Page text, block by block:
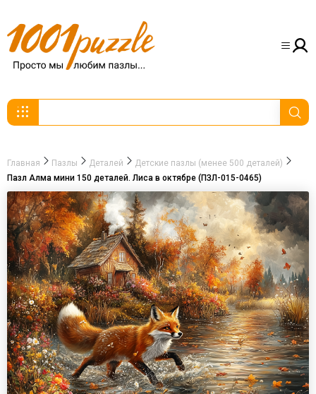
Главная Пазлы Деталей
Детские пазлы (менее 500 деталей)
Пазл Алма мини 150 деталей. Лиса в октябре (ПЗЛ-015-0465)